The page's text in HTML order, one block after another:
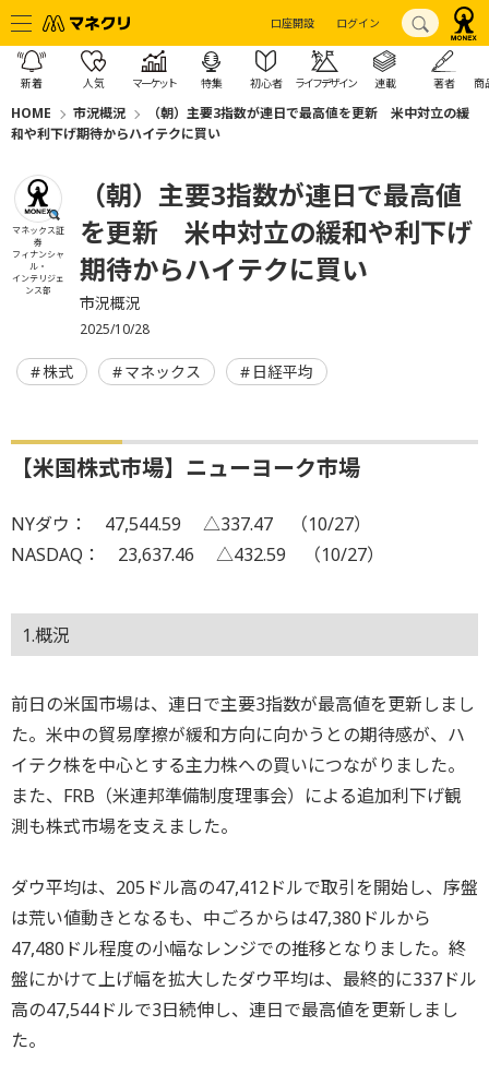
口座開設 ログイン
新着 人気 マーケット 特集 初心者 ライフデザイン 連載 著者 商
HOME 市況概況
（朝）主要3指数が連日で最高値を更新 米中対立の緩
和や利下げ期待からハイテクに買い
マネックス証
券
フィナンシャ
ル・
インテリジェ
ンス部
（朝）主要3指数が連日で最高値
を更新 米中対立の緩和や利下げ
期待からハイテクに買い
市況概況
2025/10/28
株式 マネックス 日経平均
【米国株式市場】ニューヨーク市場
NYダウ： 47,544.59 △337.47 （10/27）
NASDAQ： 23,637.46 △432.59 （10/27）
1.概況
前日の米国市場は、連日で主要3指数が最高値を更新しまし
た。米中の貿易摩擦が緩和方向に向かうとの期待感が、ハ
イテク株を中心とする主力株への買いにつながりました。
また、FRB（米連邦準備制度理事会）による追加利下げ観
測も株式市場を支えました。
ダウ平均は、205ドル高の47,412ドルで取引を開始し、序盤
は荒い値動きとなるも、中ごろからは47,380ドルから
47,480ドル程度の小幅なレンジでの推移となりました。終
盤にかけて上げ幅を拡大したダウ平均は、最終的に337ドル
高の47,544ドルで3日続伸し、連日で最高値を更新しまし
た。